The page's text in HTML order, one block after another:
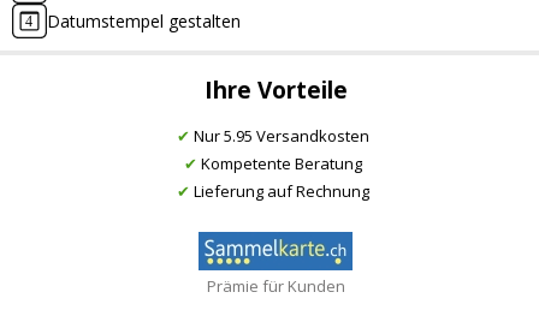
Datumstempel gestalten
Ihre Vorteile
✔ Nur 5.95 Versandkosten
✔ Kompetente Beratung
✔ Lieferung auf Rechnung
Prämie für Kunden